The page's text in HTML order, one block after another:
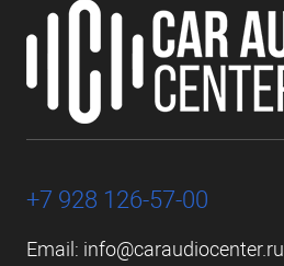
+7 928 126-57-00
Email: info@caraudiocenter.ru